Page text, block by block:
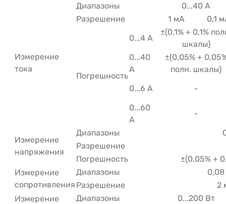
Измерение
тока
Диапазоны
0...40 A
Разрешение
1 мA 0,1
Погрешность
0...4 А
±(0,1% + 0,1%
шкалы)
0...40
А
±(0,05% +
полн. шкалы)
0...6 А
-
0...60
А
-
Измерение
напряжения
Диапазоны
Разрешение
Погрешность
±(0,05% +
Измерение
сопротивления
Диапазоны
Разрешение
2
Измерение
Диапазоны
0...200 Вт